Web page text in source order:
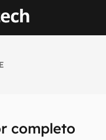
completo
em primeira